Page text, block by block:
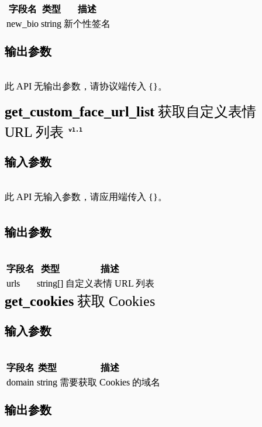
字段名 类型
描述
new_bio string 新个性签名
输出参数
此 API 无输出参数，请协议端传入 {}。
get_custom_face_url_list 获取自定义表情
URL 列表
v1.1
输入参数
此 API 无输入参数，请应用端传入 {}。
输出参数
字段名 类型
描述
urls
string[] 自定义表情 URL 列表
get_cookies 获取 Cookies
输入参数
字段名 类型
描述
domain string 需要获取 Cookies 的域名
输出参数